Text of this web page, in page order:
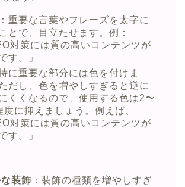
：重要な言葉やフレーズを太字に
とで、目立たせます。例：
対策には質の高いコンテンツが
す。」
特に重要な部分には色を付けま
だし、色を増やしすぎると逆に
くくなるので、使用する色は2〜
度に抑えましょう。例えば、
対策には質の高いコンテンツが
す。」
装飾 ：装飾の種類を増やしすぎ